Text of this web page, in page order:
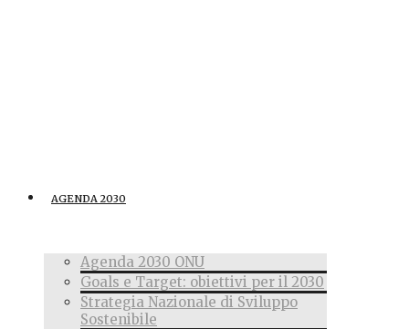
AGENDA 2030
Agenda 2030 ONU
Goals e Target: obiettivi per il 2030
Strategia Nazionale di Sviluppo
Sostenibile